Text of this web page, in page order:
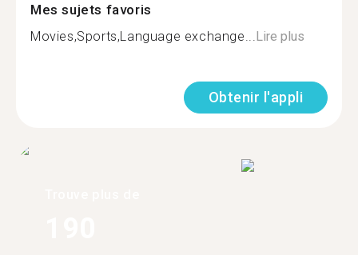
Mes sujets favoris
Movies,Sports,Language exchange... Lire plus
Obtenir l'appli